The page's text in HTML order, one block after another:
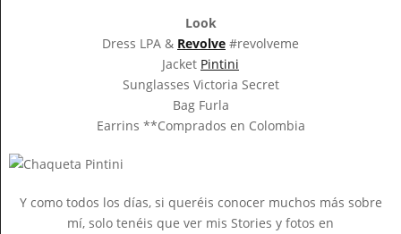
Look
Dress LPA & Revolve #revolveme
Jacket Pintini
Sunglasses Victoria Secret
Bag Furla
Earrins **Comprados en Colombia
Y como todos los días, si queréis conocer muchos más sobre
mí, solo tenéis que ver mis Stories y fotos en